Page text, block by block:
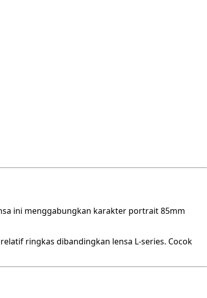
ini menggabungkan karakter portrait 85mm
ringkas dibandingkan lensa L-series. Cocok